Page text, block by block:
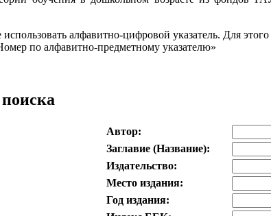
алфавитно-цифровой указатель. Для
по алфавитно-предметному указателю»
Автор:
Заглавие (Название):
Издательство:
Место издания:
Год издания: